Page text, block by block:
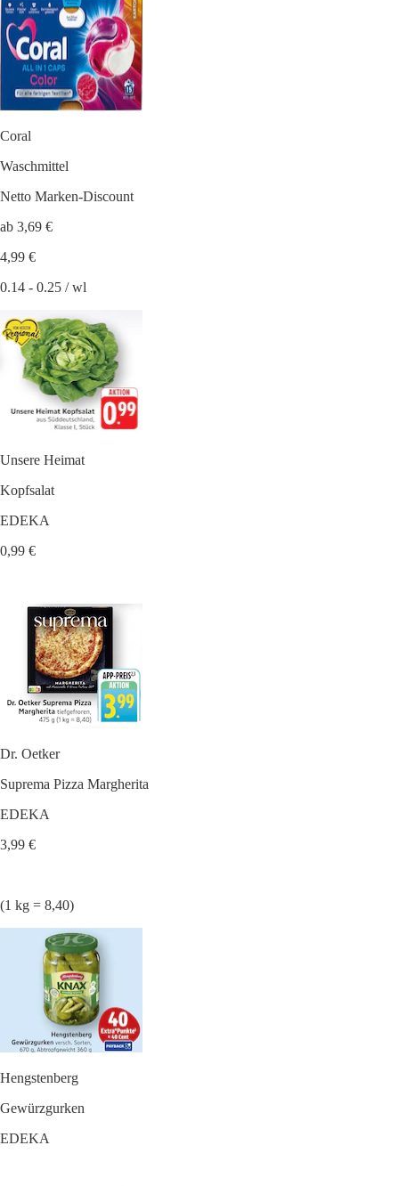
Coral
Waschmittel
Netto Marken-Discount
ab 3,69 €
4,99 €
0.14 - 0.25 / wl
Unsere Heimat
Kopfsalat
EDEKA
0,99 €
Dr. Oetker
Suprema Pizza Margherita
EDEKA
3,99 €
(1 kg = 8,40)
Hengstenberg
Gewürzgurken
EDEKA